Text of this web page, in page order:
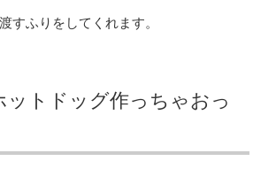
すふりをしてくれます。
ットドッグ作っちゃおっ